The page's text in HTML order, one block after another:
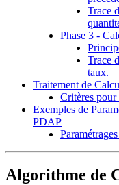
Trace
Phase 3 -
Trace
taux.
Traitement de
Critères
Exemples de
PDAP
Algorithme de